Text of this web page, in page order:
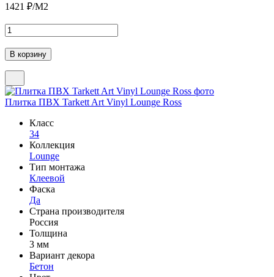
1421 ₽/М2
Плитка ПВХ Tarkett Art Vinyl Lounge Ross
Класс
34
Коллекция
Lounge
Тип монтажа
Клеевой
Фаска
Да
Страна производителя
Россия
Толщина
3 мм
Вариант декора
Бетон